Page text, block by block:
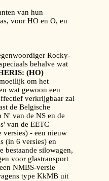
van hun
voor HO en O, en
Rocky-
behalve wat
(HO)
om het
wat gewoon een
verkrijgbaar zal
de Belgische
van de NS en de
van de EETC
versies) - een nieuw
(in 6 versies) en
bestaande silowagen,
voor glastransport
NMBS-versie
type KkMB uit